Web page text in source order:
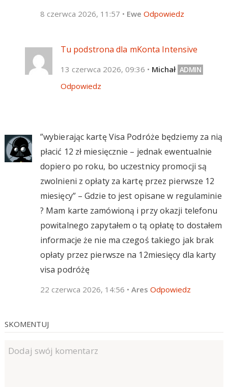
8 czerwca 2026, 11:57 • Ewe Odpowiedz
Tu podstrona dla mKonta Intensive
13 czerwca 2026, 09:36 • Michał
Odpowiedz
”wybierając kartę Visa Podróże będziemy za nią
płacić 12 zł miesięcznie – jednak ewentualnie
dopiero po roku, bo uczestnicy promocji są
zwolnieni z opłaty za kartę przez pierwsze 12
miesięcy” – Gdzie to jest opisane w regulaminie
? Mam karte zamówioną i przy okazji telefonu
powitalnego zapytałem o tą opłatę to dostałem
informacje że nie ma czegoś takiego jak brak
opłaty przez pierwsze na 12miesięcy dla karty
visa podróżę
22 czerwca 2026, 14:56 • Ares Odpowiedz
SKOMENTUJ